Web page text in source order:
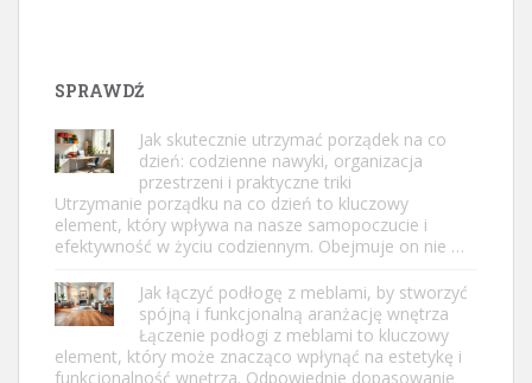
SPRAWDŹ
Jak skutecznie utrzymać porządek na co
dzień: codzienne nawyki, organizacja
przestrzeni i praktyczne triki
Utrzymanie porządku na co dzień to kluczowy
element, który wpływa na nasze samopoczucie i
efektywność w życiu codziennym. Obejmuje on nie …
Jak łączyć podłogę z meblami, by stworzyć
spójną i funkcjonalną aranżację wnętrza
Łączenie podłogi z meblami to kluczowy
element, który może znacząco wpłynąć na estetykę i
funkcjonalność wnętrza. Odpowiednie dopasowanie